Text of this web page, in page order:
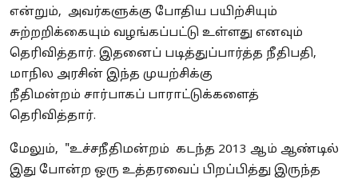
என்றும், அவர்களுக்கு போதிய பயிற்சியும்
சுற்றறிக்கையும் வழங்கப்பட்டு உள்ளது எனவும்
தெரிவித்தார். இதனைப் படித்துப்பார்த்த நீதிபதி,
மாநில அரசின் இந்த முயற்சிக்கு
நீதிமன்றம் சார்பாகப் பாராட்டுக்களைத்
தெரிவித்தார்.
மேலும், "உச்சநீதிமன்றம் கடந்த 2013 ஆம் ஆண்டில்
இது போன்ற ஒரு உத்தரவைப் பிறப்பித்து இருந்த